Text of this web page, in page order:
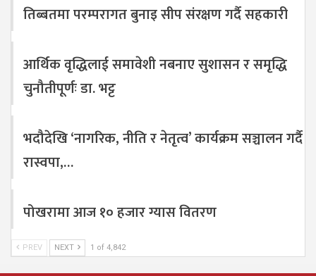
तिब्बतमा परम्परागत बुनाइ सीप संरक्षण गर्दै सहकारी
आर्थिक वृद्धिलाई समावेशी नबनाए सुशासन र समृद्धि
चुनौतीपूर्णः डा. भट्ट
भदौदेखि ‘नागरिक, नीति र नेतृत्व’ कार्यक्रम सञ्चालन गर्दै
रास्वपा,…
पोखरामा आज १० हजार ग्यास वितरण
PREV NEXT 1 of 4,842